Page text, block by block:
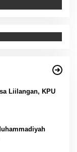
Liilangan, KPU